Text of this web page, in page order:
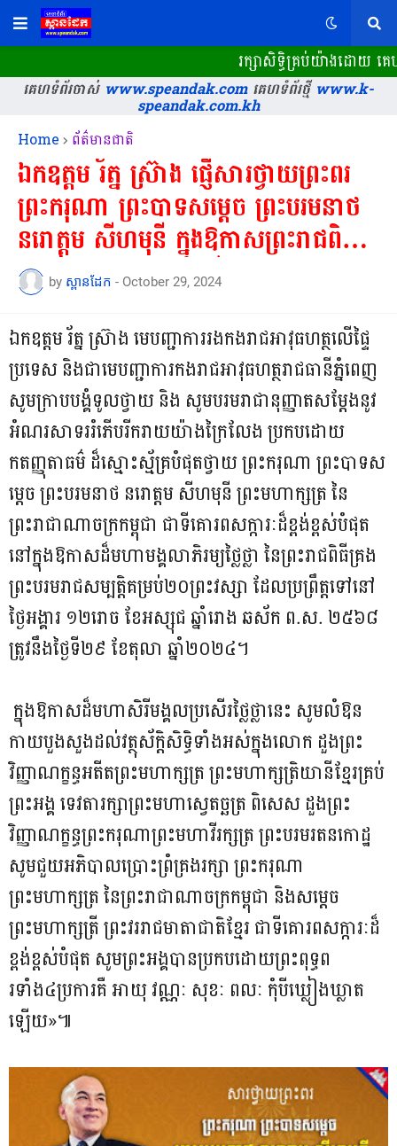
រក្សាសិទ្ធិគ្រប់យ៉ាងដោយ
គេហទំព័រចាស់www.speandak.comគេហទំព័រថ្មីwww.k-
speandak.com.kh
Home ព័ត៌មានជាតិ
ឯកឧត្តម រ័ត្ន ស្រ៊ាង ផ្ញើសារថ្វាយព្រះពរ
ព្រះករុណា ព្រះបាទសម្តេច ព្រះបរមនាថ
នរោត្តម សីហមុនី ក្នុងឱកាសព្រះរាជពិធី
គម្រប់ខួប២០ព្រះវស្សា នៃការគ្រងព្រះបរម
សិរីរាជសម្បត្តិ...
by ស្ពានដែក - October 29, 2024
ឯកឧត្តម រ័ត្ន ស្រ៊ាង មេបញ្ជាការរងកងរាជអាវុធហត្ថលើផ្ទៃ
ប្រទេស និងជាមេបញ្ជាការកងរាជអាវុធហត្ថរាជធានីភ្នំពេញ
សូមក្រាបបង្គំទូលថ្វាយ និង សូមបរមរាជានុញ្ញាតសម្តែងនូវ
អំណរសាទររំភើបរីករាយយ៉ាងក្រៃលែង ប្រកបដោយ
កតញ្ញុតាធម៌ ដ៏ស្មោះស្ម័គ្របំផុតថ្វាយ ព្រះករុណា ព្រះបាទស
ម្តេច ព្រះបរមនាថ នរោត្តម សីហមុនី ព្រះមហាក្សត្រ នៃ
ព្រះរាជាណាចក្រកម្ពុជា ជាទីគោរពសក្ការៈដ៏ខ្ពង់ខ្ពស់បំផុត
នៅក្នុងឱកាសដ៏មហាមង្គលាភិរម្យថ្លៃថ្លា នៃព្រះរាជពិធីគ្រង
ព្រះបរមរាជសម្បត្តិគម្រប់២០ព្រះវស្សា ដែលប្រព្រឹត្តទៅនៅ
ថ្ងៃអង្គារ ១២រោច ខែអស្សុជ ឆ្នាំរោង ឆស័ក ព.ស. ២៥៦៨
ត្រូវនឹងថ្ងៃទី២៩ ខែតុលា ឆ្នាំ២០២៤។
ក្នុងឱកាសដ៏មហាសិរីមង្គលប្រសើរថ្លៃថ្លានេះ សូមលំឱន
កាយបួងសួងដល់វត្ថុស័ក្តិសិទ្ធិទាំងអស់ក្នុងលោក ដួងព្រះ
វិញ្ញាណក្ខន្ធអតីតព្រះមហាក្សត្រ ព្រះមហាក្សត្រិយានីខ្មែរគ្រប់
ព្រះអង្គ ទេវតារក្សាព្រះមហាស្វេតច្ឆត្រ ពិសេស ដួងព្រះ
វិញ្ញាណក្ខន្ធព្រះករុណាព្រះមហាវីរក្សត្រ ព្រះបរមរតនកោដ្ឋ
សូមជួយអភិបាលប្រោះព្រំគ្រងរក្សា ព្រះករុណា
ព្រះមហាក្សត្រ នៃព្រះរាជាណាចក្រកម្ពុជា និងសម្តេច
ព្រះមហាក្សត្រី ព្រះវររាជមាតាជាតិខ្មែរ ជាទីគោរពសក្ការៈដ៏
ខ្ពង់ខ្ពស់បំផុត សូមព្រះអង្គបានប្រកបដោយព្រះពុទ្ធព
រទាំង៤ប្រការគឺ អាយុ វណ្ណៈ សុខៈ ពលៈ កុំបីឃ្លៀងឃ្លាត
ឡើយ»៕